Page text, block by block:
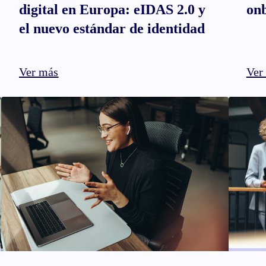
digital en Europa: eIDAS 2.0 y
el nuevo estándar de identidad
Ver más Ver